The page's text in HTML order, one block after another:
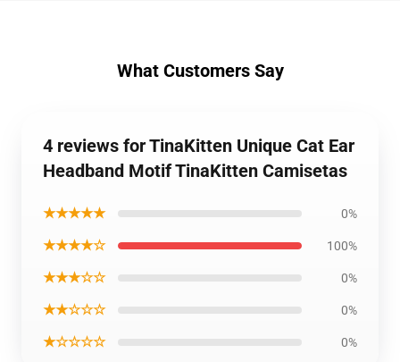
What Customers Say
4 reviews for TinaKitten Unique Cat Ear
Headband Motif TinaKitten Camisetas
★★★★★ 0%
★★★★☆ 100%
★★★☆☆ 0%
★★☆☆☆ 0%
★☆☆☆☆ 0%